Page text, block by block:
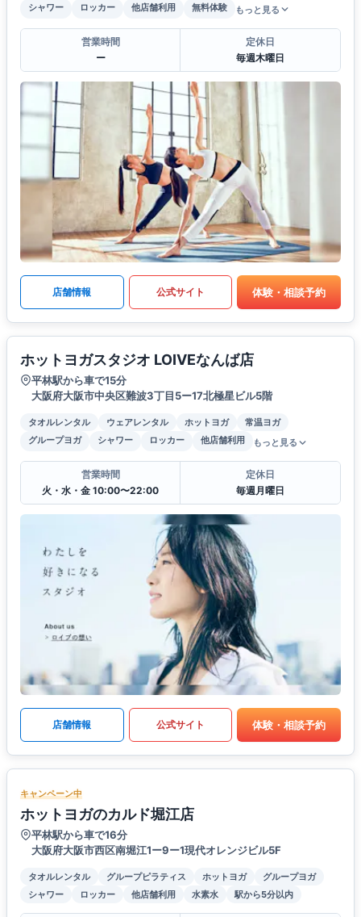
シャワー
ロッカー 他店舗利用 無料体験 もっと見る
営業時間
ー
定休日
毎週木曜日
店舗情報 公式サイト 体験・相談予約
ホットヨガスタジオ LOIVEなんば店
平林駅から車で15分
大阪府大阪市中央区難波3丁目5ー17北極星ビル5階
タオルレンタル ウェアレンタル ホットヨガ
常温ヨガ
グループヨガ
シャワー ロッカー 他店舗利用 もっと見る
営業時間
火・水・金 10:00〜22:00
定休日
毎週月曜日
店舗情報 公式サイト 体験・相談予約
キャンペーン中
ホットヨガのカルド堀江店
平林駅から車で16分
大阪府大阪市西区南堀江1ー9ー1現代オレンジビル5F
タオルレンタル グループピラティス ホットヨガ
グループヨガ
シャワー
ロッカー 他店舗利用 水素水 駅から5分以内